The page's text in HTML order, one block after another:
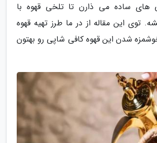
های ساده می ذارن تا تلخی قهوه با
توی این مقاله از در ما طرز تهیه قهوه
شدن این قهوه کافی شاپی رو بهتون